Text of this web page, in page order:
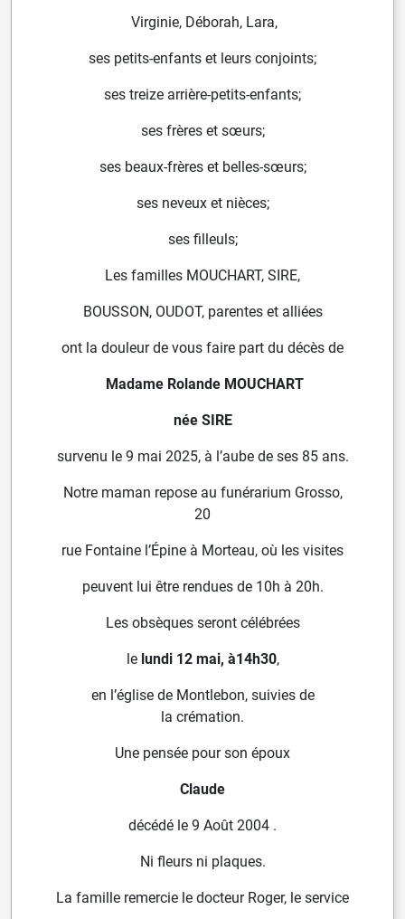
Virginie, Déborah, Lara,
ses petits-enfants et leurs conjoints;
ses treize arrière-petits-enfants;
ses frères et sœurs;
ses beaux-frères et belles-sœurs;
ses neveux et nièces;
ses filleuls;
Les familles MOUCHART, SIRE,
BOUSSON, OUDOT, parentes et alliées
ont la douleur de vous faire part du décès de
Madame Rolande MOUCHART
née SIRE
survenu le 9 mai 2025, à l’aube de ses 85 ans.
Notre maman repose au funérarium Grosso,
20
rue Fontaine l’Épine à Morteau, où les visites
peuvent lui être rendues de 10h à 20h.
Les obsèques seront célébrées
lelundi 12 mai, à14h30,
en l’église de Montlebon, suivies de
la crémation.
Une pensée pour son époux
Claude
décédé le 9 Août 2004 .
Ni fleurs ni plaques.
La famille remercie le docteur Roger, le service